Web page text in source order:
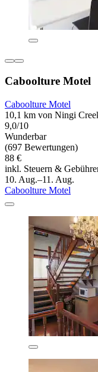
Caboolture Motel
Caboolture Motel
10,1 km von Ningi
9,0/10
Wunderbar
(697 Bewertungen)
88 €
inkl. Steuern &
10. Aug.–11. Aug.
Caboolture Motel